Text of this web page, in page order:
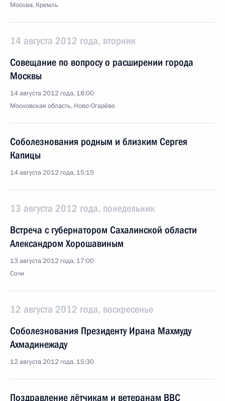
Москва, Кремль
14 августа 2012 года, вторник
Совещание по вопросу о расширении города
Москвы
14 августа 2012 года, 18:00
Московская область, Ново-Огарёво
Соболезнования родным и близким Сергея
Капицы
14 августа 2012 года, 15:15
13 августа 2012 года, понедельник
Встреча с губернатором Сахалинской области
Александром Хорошавиным
13 августа 2012 года, 17:00
Сочи
12 августа 2012 года, воскресенье
Соболезнования Президенту Ирана Махмуду
Ахмадинежаду
12 августа 2012 года, 15:30
Поздравление лётчикам и ветеранам ВВС